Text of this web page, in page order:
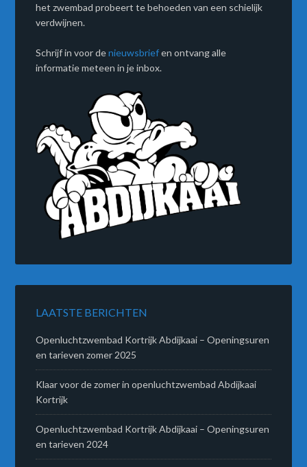
het zwembad probeert te behoeden van een schielijk
verdwijnen.
Schrijf in voor denieuwsbriefen ontvang alle
informatie meteen in je inbox.
LAATSTE BERICHTEN
Openluchtzwembad Kortrijk Abdijkaai – Openingsuren
en tarieven zomer 2025
Klaar voor de zomer in openluchtzwembad Abdijkaai
Kortrijk
Openluchtzwembad Kortrijk Abdijkaai – Openingsuren
en tarieven 2024